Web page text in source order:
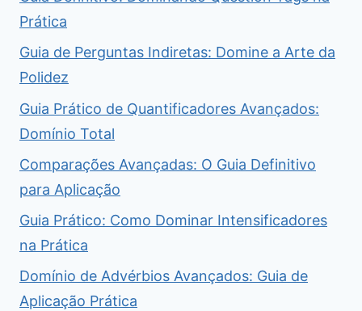
Prática
Guia de Perguntas Indiretas: Domine a Arte da
Polidez
Guia Prático de Quantificadores Avançados:
Domínio Total
Comparações Avançadas: O Guia Definitivo
para Aplicação
Guia Prático: Como Dominar Intensificadores
na Prática
Domínio de Advérbios Avançados: Guia de
Aplicação Prática